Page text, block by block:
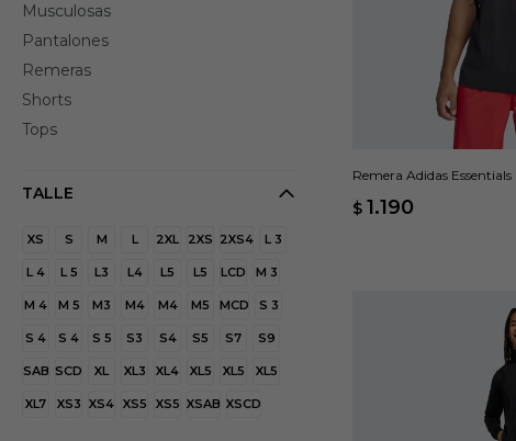
Remera Adidas
$ 1.190
Musculosas
Pantalones
Remeras
Shorts
Tops
TALLE
XS S M L 2XL 2XS 2XS4 L 3
L 4 L 5 L3 L4 L5 L5 LCD M 3
M 4 M 5 M3 M4 M4 M5 MCD S 3
S 4 S 4 S 5 S3 S4 S5 S7 S9
SAB SCD XL XL3 XL4 XL5 XL5 XL5
XL7 XS3 XS4 XS5 XS5 XSAB XSCD